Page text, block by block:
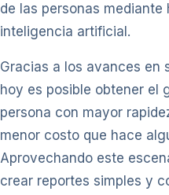
de las personas mediante
inteligencia artificial.
Gracias a los avances en
hoy es posible obtener el
persona con mayor
menor costo que hace
Aprovechando este
crear reportes simples y